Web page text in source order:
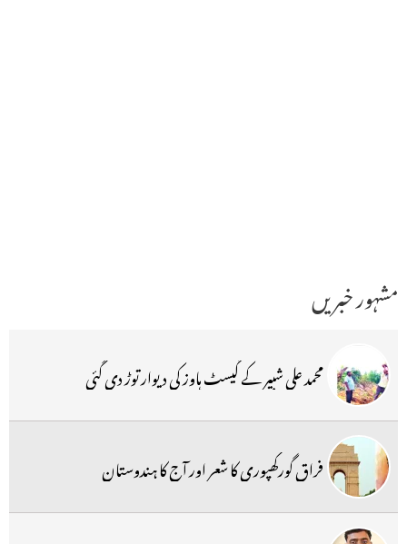
مشہور خبریں
محمد علی شبیر کے گیسٹ ہاوز کی دیوار توڑ دی گئی
فراق گورکھپوری کا شعر اور آج کا ہندوستان